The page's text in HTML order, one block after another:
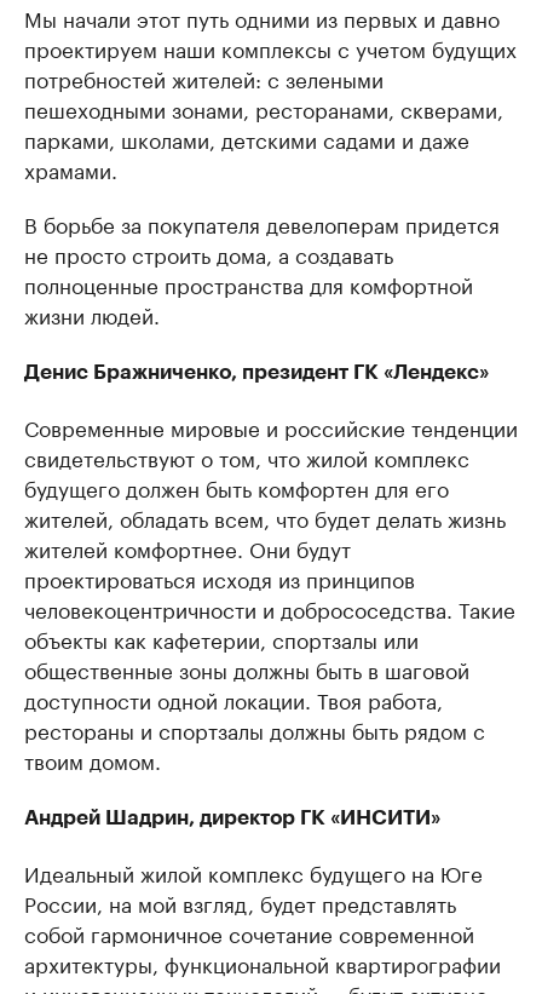
Мы начали этот путь одними из первых и давно
проектируем наши комплексы с учетом будущих
потребностей жителей: с зелеными
пешеходными зонами, ресторанами, скверами,
парками, школами, детскими садами и даже
храмами.
В борьбе за покупателя девелоперам придется
не просто строить дома, а создавать
полноценные пространства для комфортной
жизни людей.
Денис Бражниченко, президент ГК «Лендекс»
Современные мировые и российские тенденции
свидетельствуют о том, что жилой комплекс
будущего должен быть комфортен для его
жителей, обладать всем, что будет делать жизнь
жителей комфортнее. Они будут
проектироваться исходя из принципов
человекоцентричности и добрососедства. Такие
объекты как кафетерии, спортзалы или
общественные зоны должны быть в шаговой
доступности одной локации. Твоя работа,
рестораны и спортзалы должны быть рядом с
твоим домом.
Андрей Шадрин, директор ГК «ИНСИТИ»
Идеальный жилой комплекс будущего на Юге
России, на мой взгляд, будет представлять
собой гармоничное сочетание современной
архитектуры, функциональной квартирографии